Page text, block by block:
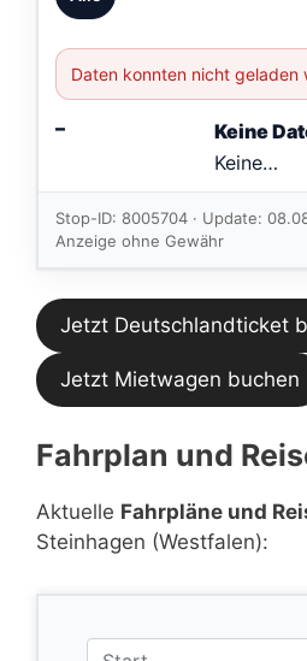
Daten konnten nicht geladen
–
Keine
Keine
im
Feed.
Stop-ID: 8005704 · Update:
Anzeige ohne Gewähr
Jetzt Deutschlandticket
Jetzt Mietwagen buchen
Fahrplan und
Aktuelle Fahrpläne und
Steinhagen (Westfalen):